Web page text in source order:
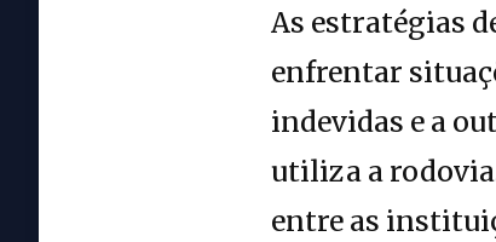
As estratégias
enfrentar
indevidas e a
utiliza a
entre as